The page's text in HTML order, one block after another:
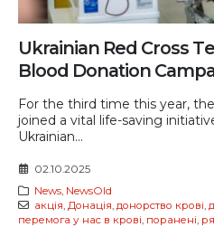
Ukrainian Red Cross
Blood Donation
For the third time this year,
joined a vital life-saving
Ukrainian...
02.10.2025
News, NewsOld
акція Донація донорство крові
перемога у нас в крові поранені